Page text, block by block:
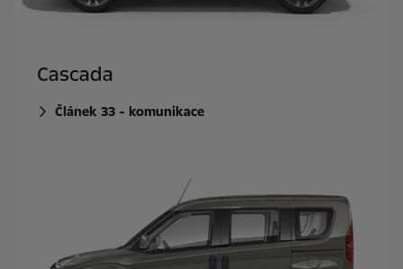
Cascada
Článek 33 - komunikace